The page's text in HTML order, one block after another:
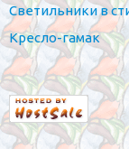
Светильники в
Кресло-гамак